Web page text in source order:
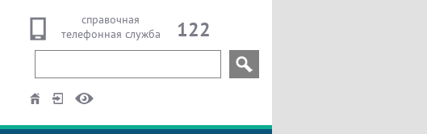
справочная
телефонная служба
122